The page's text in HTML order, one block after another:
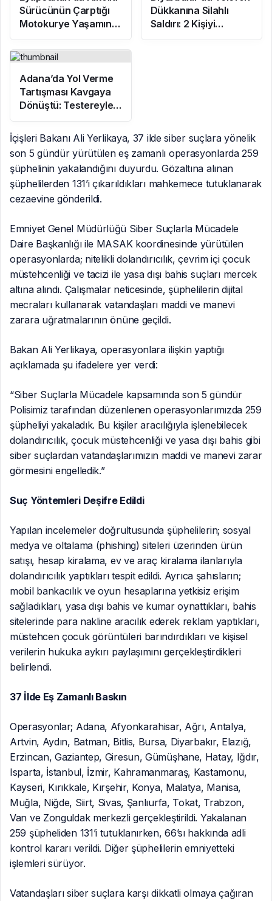
Sürücünün Çarptığı
Motokurye Yaşamını
Yitirdi: Sanığın
Tahliyesine Aileden
Tepki
Dükkanına Silahlı
Saldırı: 2 Kişiyi
Yaralayan Şüpheli
Adana’da Yol Verme
Tartışması Kavgaya
Dönüştü: Testereyle
Saldırı Kamerada
İçişleri Bakanı Ali Yerlikaya, 37 ilde siber suçlara yönelik
son 5 gündür yürütülen eş zamanlı operasyonlarda 259
şüphelinin yakalandığını duyurdu. Gözaltına alınan
şüphelilerden 131’i çıkarıldıkları mahkemece tutuklanarak
cezaevine gönderildi.
Emniyet Genel Müdürlüğü Siber Suçlarla Mücadele
Daire Başkanlığı ile MASAK koordinesinde yürütülen
operasyonlarda; nitelikli dolandırıcılık, çevrim içi çocuk
müstehcenliği ve tacizi ile yasa dışı bahis suçları mercek
altına alındı. Çalışmalar neticesinde, şüphelilerin dijital
mecraları kullanarak vatandaşları maddi ve manevi
zarara uğratmalarının önüne geçildi.
Bakan Ali Yerlikaya, operasyonlara ilişkin yaptığı
açıklamada şu ifadelere yer verdi:
“Siber Suçlarla Mücadele kapsamında son 5 gündür
Polisimiz tarafından düzenlenen operasyonlarımızda 259
şüpheliyi yakaladık. Bu kişiler aracılığıyla işlenebilecek
dolandırıcılık, çocuk müstehcenliği ve yasa dışı bahis gibi
siber suçlardan vatandaşlarımızın maddi ve manevi zarar
görmesini engelledik.”
Suç Yöntemleri Deşifre Edildi
Yapılan incelemeler doğrultusunda şüphelilerin; sosyal
medya ve oltalama (phishing) siteleri üzerinden ürün
satışı, hesap kiralama, ev ve araç kiralama ilanlarıyla
dolandırıcılık yaptıkları tespit edildi. Ayrıca şahısların;
mobil bankacılık ve oyun hesaplarına yetkisiz erişim
sağladıkları, yasa dışı bahis ve kumar oynattıkları, bahis
sitelerinde para nakline aracılık ederek reklam yaptıkları,
müstehcen çocuk görüntüleri barındırdıkları ve kişisel
verilerin hukuka aykırı paylaşımını gerçekleştirdikleri
belirlendi.
37 İlde Eş Zamanlı Baskın
Operasyonlar; Adana, Afyonkarahisar, Ağrı, Antalya,
Artvin, Aydın, Batman, Bitlis, Bursa, Diyarbakır, Elazığ,
Erzincan, Gaziantep, Giresun, Gümüşhane, Hatay, Iğdır,
Isparta, İstanbul, İzmir, Kahramanmaraş, Kastamonu,
Kayseri, Kırıkkale, Kırşehir, Konya, Malatya, Manisa,
Muğla, Niğde, Siirt, Sivas, Şanlıurfa, Tokat, Trabzon,
Van ve Zonguldak merkezli gerçekleştirildi. Yakalanan
259 şüpheliden 131’i tutuklanırken, 66’sı hakkında adli
kontrol kararı verildi. Diğer şüphelilerin emniyetteki
işlemleri sürüyor.
Vatandaşları siber suçlara karşı dikkatli olmaya çağıran